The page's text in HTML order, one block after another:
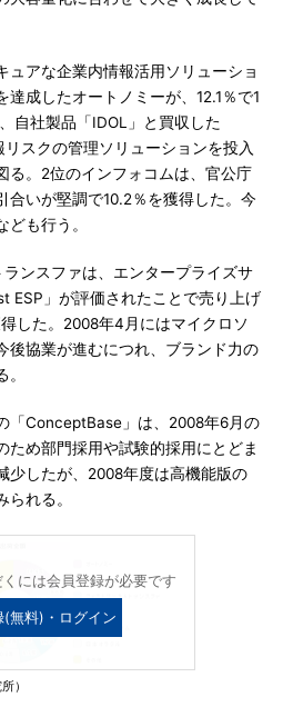
アな企業内情報活用ソリューショ
達成したオートノミーが、12.1％で1
自社製品「IDOL」と買収した
スクの管理ソリューションを投入
る。2位のインフォコムは、官公庁
合いが堅調で10.2％を獲得した。今
も行う。
ンスファは、エンタープライズサ
ESP」が評価されたことで売り上げ
した。2008年4月にはマイクロソ
後協業が進むにつれ、ブランド力の
「ConceptBase」は、2008年6月の
ため部門採用や試験的採用にとどま
少したが、2008年度は高機能版の
られる。
には会員登録が必要です
(無料)・ログイン
）